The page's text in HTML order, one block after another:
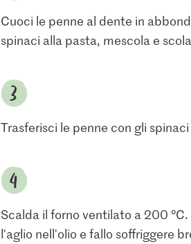
Cuoci le penne al dente in
spinaci alla pasta, mescola e
Trasferisci le penne con gli
Scalda il forno ventilato a 200
l'aglio nell'olio e fallo soffriggere